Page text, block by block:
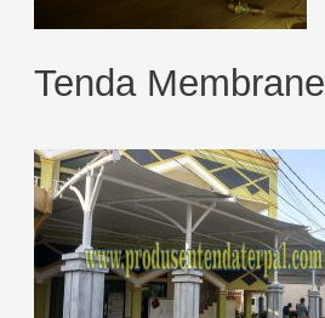
Tenda Membrane